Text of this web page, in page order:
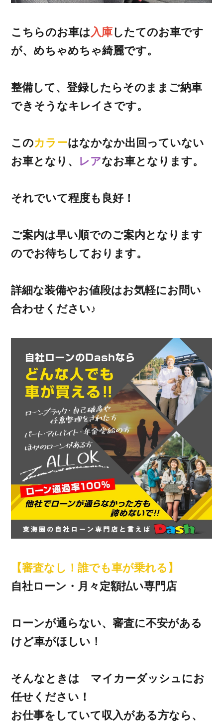
こちらのお車は 入庫したてのお車です
が、めちゃめちゃ綺麗です。
整備して、登録したらそのままご納車
できそうなキレイさです。
このカラーはなかなか出回っていない
お車となり、
レアなお車となります。
それでいて程度も良好！
ご案内は早い順でのご案内となります
のでお待ちしております。
詳細な装備やお値段はお気軽にお問い
合わせください♪
【審査なし！誰でも車が乗れる】
自社ローン・月々定額払い専門店
ローンが通らない、審査に不安がある
けど車がほしい！
そんなときは マイカーダッシュにお
任せください！
お仕事をしていて収入がある方なら、